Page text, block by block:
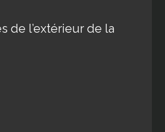
de l’extérieur de la